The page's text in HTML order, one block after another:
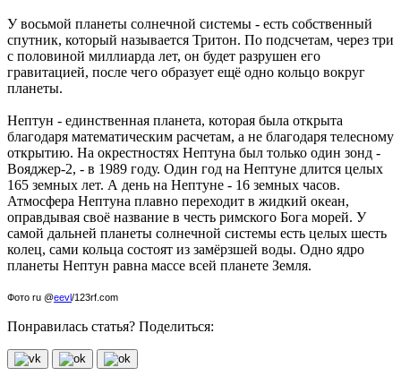
У восьмой планеты солнечной системы - есть собственный
спутник, который называется Тритон. По подсчетам, через три
с половиной миллиарда лет, он будет разрушен его
гравитацией, после чего образует ещё одно кольцо вокруг
планеты.
Нептун - единственная планета, которая была открыта
благодаря математическим расчетам, а не благодаря телесному
открытию. На окрестностях Нептуна был только один зонд -
Вояджер-2, - в 1989 году. Один год на Нептуне длится целых
165 земных лет. А день на Нептуне - 16 земных часов.
Атмосфера Нептуна плавно переходит в жидкий океан,
оправдывая своё название в честь римского Бога морей. У
самой дальней планеты солнечной системы есть целых шесть
колец, сами кольца состоят из замёрзшей воды. Одно ядро
планеты Нептун равна массе всей планете Земля.
Фото ru @eevl/123rf.com
Понравилась статья? Поделиться: